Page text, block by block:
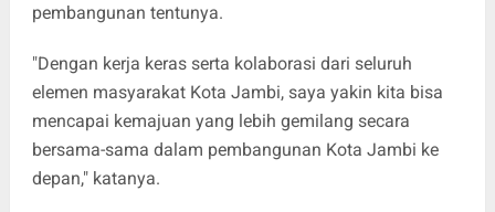
pembangunan tentunya.
"Dengan kerja keras serta kolaborasi dari seluruh
elemen masyarakat Kota Jambi, saya yakin kita bisa
mencapai kemajuan yang lebih gemilang secara
bersama-sama dalam pembangunan Kota Jambi ke
depan," katanya.